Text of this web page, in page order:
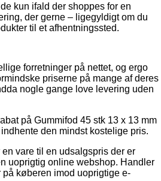
kun ifald der shoppes for en
der gerne – ligegyldigt om du
til et afhentningssted.
forretninger på nettet, og ergo
priserne på mange af deres
nogle gange love levering uden
på Gummifod 45 stk 13 x 13 mm
den mindst kostelige pris.
vare til en udsalgspris der er
uoprigtig online webshop. Handler
køberen imod uoprigtige e-